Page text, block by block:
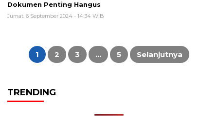
Dokumen Penting Hangus
Jumat, 6 September 2024 - 14:34 WIB
Paginasi
pos1 2 3 … 5 Selanjutnya
TRENDING